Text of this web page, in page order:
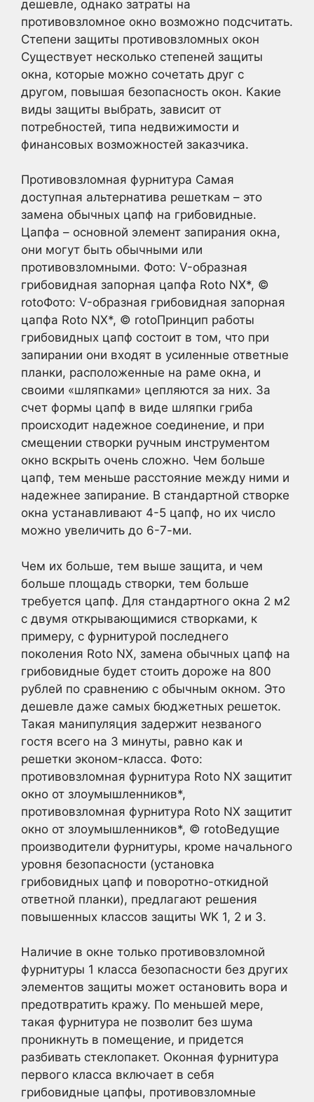
дешевле, однако затраты на
противовзломное окно возможно подсчитать.
Степени защиты противовзломных окон
Существует несколько степеней защиты
окна, которые можно сочетать друг с
другом, повышая безопасность окон. Какие
виды защиты выбрать, зависит от
потребностей, типа недвижимости и
финансовых возможностей заказчика.
Противовзломная фурнитура Самая
доступная альтернатива решеткам – это
замена обычных цапф на грибовидные.
Цапфа – основной элемент запирания окна,
они могут быть обычными или
противовзломными. Фото: V-образная
грибовидная запорная цапфа Roto NX*, ©
rotoФото: V-образная грибовидная запорная
цапфа Roto NX*, © rotoПринцип работы
грибовидных цапф состоит в том, что при
запирании они входят в усиленные ответные
планки, расположенные на раме окна, и
своими «шляпками» цепляются за них. За
счет формы цапф в виде шляпки гриба
происходит надежное соединение, и при
смещении створки ручным инструментом
окно вскрыть очень сложно. Чем больше
цапф, тем меньше расстояние между ними и
надежнее запирание. В стандартной створке
окна устанавливают 4-5 цапф, но их число
можно увеличить до 6-7-ми.
Чем их больше, тем выше защита, и чем
больше площадь створки, тем больше
требуется цапф. Для стандартного окна 2 м2
с двумя открывающимися створками, к
примеру, с фурнитурой последнего
поколения Roto NX, замена обычных цапф на
грибовидные будет стоить дороже на 800
рублей по сравнению с обычным окном. Это
дешевле даже самых бюджетных решеток.
Такая манипуляция задержит незваного
гостя всего на 3 минуты, равно как и
решетки эконом-класса. Фото:
противовзломная фурнитура Roto NX защитит
окно от злоумышленников*,
противовзломная фурнитура Roto NX защитит
окно от злоумышленников*, © rotoВедущие
производители фурнитуры, кроме начального
уровня безопасности (установка
грибовидных цапф и поворотно-откидной
ответной планки), предлагают решения
повышенных классов защиты WK 1, 2 и 3.
Наличие в окне только противовзломной
фурнитуры 1 класса безопасности без других
элементов защиты может остановить вора и
предотвратить кражу. По меньшей мере,
такая фурнитура не позволит без шума
проникнуть в помещение, и придется
разбивать стеклопакет. Оконная фурнитура
первого класса включает в себя
грибовидные цапфы, противовзломные